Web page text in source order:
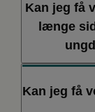
Book
Det er gratis.
Kan jeg få
længe
Ja, alle med
Kan jeg få